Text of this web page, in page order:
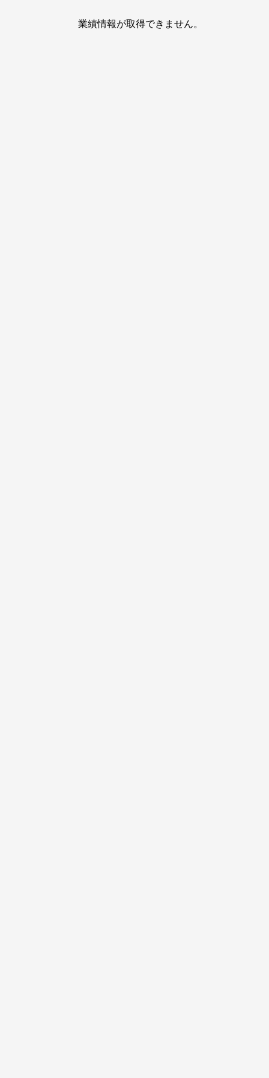
業績情報が取得できません。